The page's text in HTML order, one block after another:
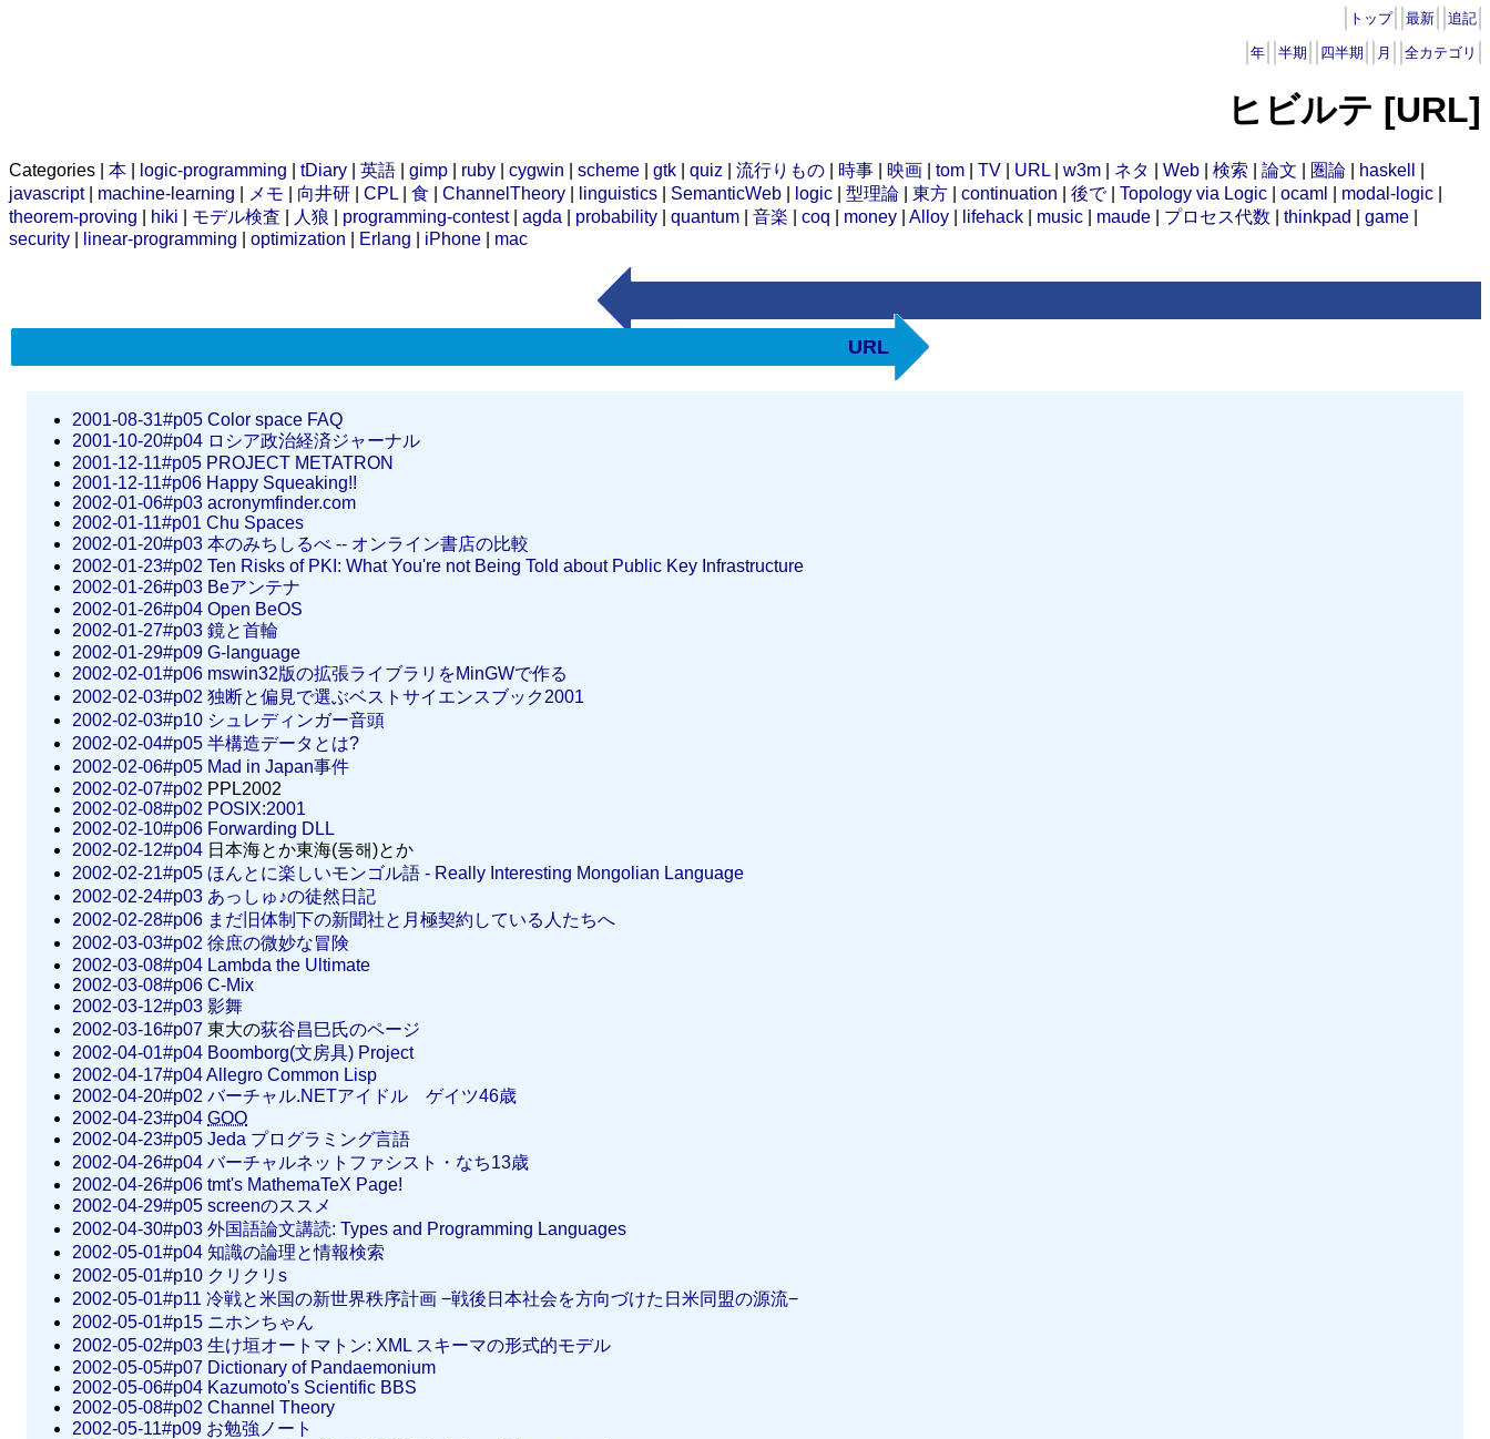
トップ 最新 追記
年 半期 四半期 月 全カテゴリ
ヒビルテ [URL]
Categories | 本 logic-programming tDiary 英語 gimp ruby cygwin scheme gtk quiz 流行りもの 時事 映画 tom TV URL w3m ネタ Web 検索 論文 圏論 haskell
javascript| machine-learning メモ 向井研 CPL 食 ChannelTheory linguistics SemanticWeb logic 型理論 東方 continuation 後で| Topology via Logic ocaml modal-logic
theorem-proving
hiki モデル検査 人狼 programming-contest| agda probability quantum 音楽 coq money Alloy lifehack music maude プロセス代数 thinkpad game
security
linear-programming optimization Erlang iPhone mac
URL
2001-08-31#p05 Color space FAQ
2001-10-20#p04 ロシア政治経済ジャーナル
2001-12-11#p05 PROJECT METATRON
2001-12-11#p06 Happy Squeaking!!
2002-01-06#p03 acronymfinder.com
2002-01-11#p01 Chu Spaces
2002-01-20#p03 本のみちしるべ -- オンライン書店の比較
2002-01-23#p02 Ten Risks of PKI: What You're not Being Told about Public Key Infrastructure
2002-01-26#p03 Beアンテナ
2002-01-26#p04 Open BeOS
2002-01-27#p03 鏡と首輪
2002-01-29#p09 G-language
2002-02-01#p06 mswin32版の拡張ライブラリをMinGWで作る
2002-02-03#p02 独断と偏見で選ぶベストサイエンスブック2001
2002-02-03#p10 シュレディンガー音頭
2002-02-04#p05 半構造データとは?
2002-02-06#p05 Mad in Japan事件
2002-02-07#p02 PPL2002
2002-02-08#p02 POSIX:2001
2002-02-10#p06 Forwarding DLL
2002-02-12#p04 日本海とか東海(동해)とか
2002-02-21#p05 ほんとに楽しいモンゴル語 - Really Interesting Mongolian Language
2002-02-24#p03 あっしゅ♪の徒然日記
2002-02-28#p06 まだ旧体制下の新聞社と月極契約している人たちへ
2002-03-03#p02 徐庶の微妙な冒険
2002-03-08#p04 Lambda the Ultimate
2002-03-08#p06 C-Mix
2002-03-12#p03 影舞
2002-03-16#p07 東大の荻谷昌巳氏のページ
2002-04-01#p04 Boomborg(文房具) Project
2002-04-17#p04Allegro Common Lisp
2002-04-20#p02 バーチャル.NETアイドル ゲイツ46歳
2002-04-23#p04 GOO
2002-04-23#p05 Jeda プログラミング言語
2002-04-26#p04 バーチャルネットファシスト・なち13歳
2002-04-26#p06 tmt's MathemaTeX Page!
2002-04-29#p05 screenのススメ
2002-04-30#p03 外国語論文講読: Types and Programming Languages
2002-05-01#p04 知識の論理と情報検索
2002-05-01#p10 クリクリs
2002-05-01#p11 冷戦と米国の新世界秩序計画 −戦後日本社会を方向づけた日米同盟の源流−
2002-05-01#p15 ニホンちゃん
2002-05-02#p03 生け垣オートマトン: XML スキーマの形式的モデル
2002-05-05#p07 Dictionary of Pandaemonium
2002-05-06#p04 Kazumoto's Scientific BBS
2002-05-08#p02 Channel Theory
2002-05-11#p09 お勉強ノート